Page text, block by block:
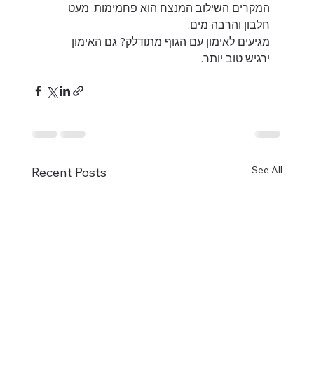
המקרים השילוב המנצח הוא פחמימות, מעט
חלבון והרבה מים.
מגיעים לאימון עם הגוף מתודלק? גם האימון
ירגיש טוב יותר.
Recent Posts See All